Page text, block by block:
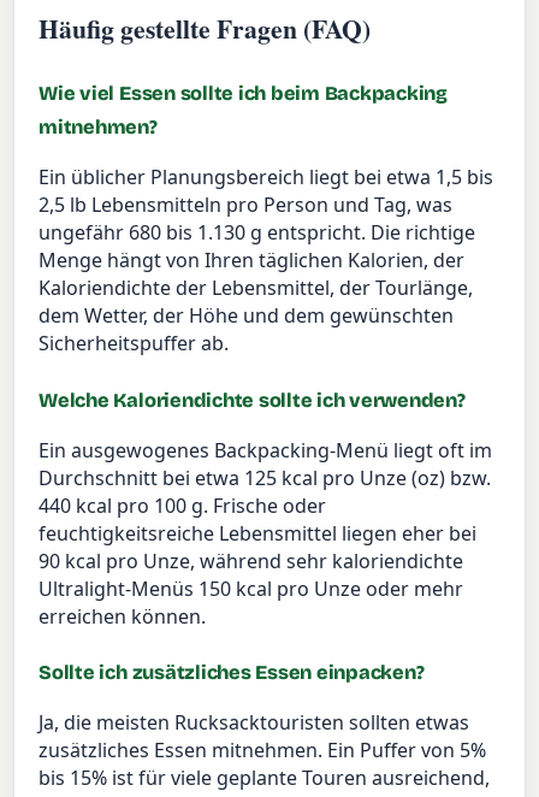
Häufig gestellte Fragen (FAQ)
Wie viel Essen sollte ich beim Backpacking
mitnehmen?
Ein üblicher Planungsbereich liegt bei etwa 1,5 bis
2,5 lb Lebensmitteln pro Person und Tag, was
ungefähr 680 bis 1.130 g entspricht. Die richtige
Menge hängt von Ihren täglichen Kalorien, der
Kaloriendichte der Lebensmittel, der Tourlänge,
dem Wetter, der Höhe und dem gewünschten
Sicherheitspuffer ab.
Welche Kaloriendichte sollte ich verwenden?
Ein ausgewogenes Backpacking-Menü liegt oft im
Durchschnitt bei etwa 125 kcal pro Unze (oz) bzw.
440 kcal pro 100 g. Frische oder
feuchtigkeitsreiche Lebensmittel liegen eher bei
90 kcal pro Unze, während sehr kaloriendichte
Ultralight-Menüs 150 kcal pro Unze oder mehr
erreichen können.
Sollte ich zusätzliches Essen einpacken?
Ja, die meisten Rucksacktouristen sollten etwas
zusätzliches Essen mitnehmen. Ein Puffer von 5%
bis 15% ist für viele geplante Touren ausreichend,